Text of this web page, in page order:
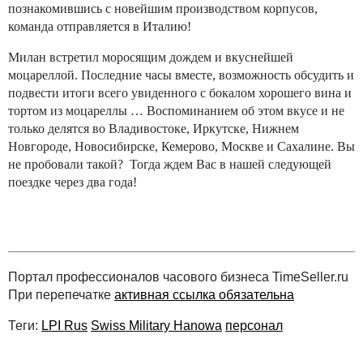
познакомившись с новейшим производством корпусов,
команда отправляется в Италию!
Милан встретил моросящим дождем и вкуснейшей
моцареллой. Последние часы вместе, возможность обсудить и
подвести итоги всего увиденного с бокалом хорошего вина и
тортом из моцареллы … Воспоминанием об этом вкусе и не
только делятся во Владивостоке, Иркутске, Нижнем
Новгороде, Новосибирске, Кемерово, Москве и Сахалине. Вы
не пробовали такой? Тогда ждем Вас в нашей следующей
поездке через два года!
Портал профессионалов часового бизнеса TimeSeller.ru
При перепечатке активная ссылка обязательна
Теги: LPI Rus Swiss Military Hanowa персонал